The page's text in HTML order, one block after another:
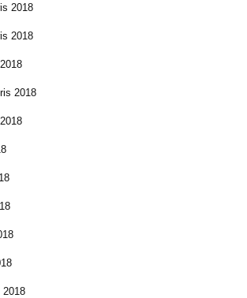
2018
2018
2018
2018